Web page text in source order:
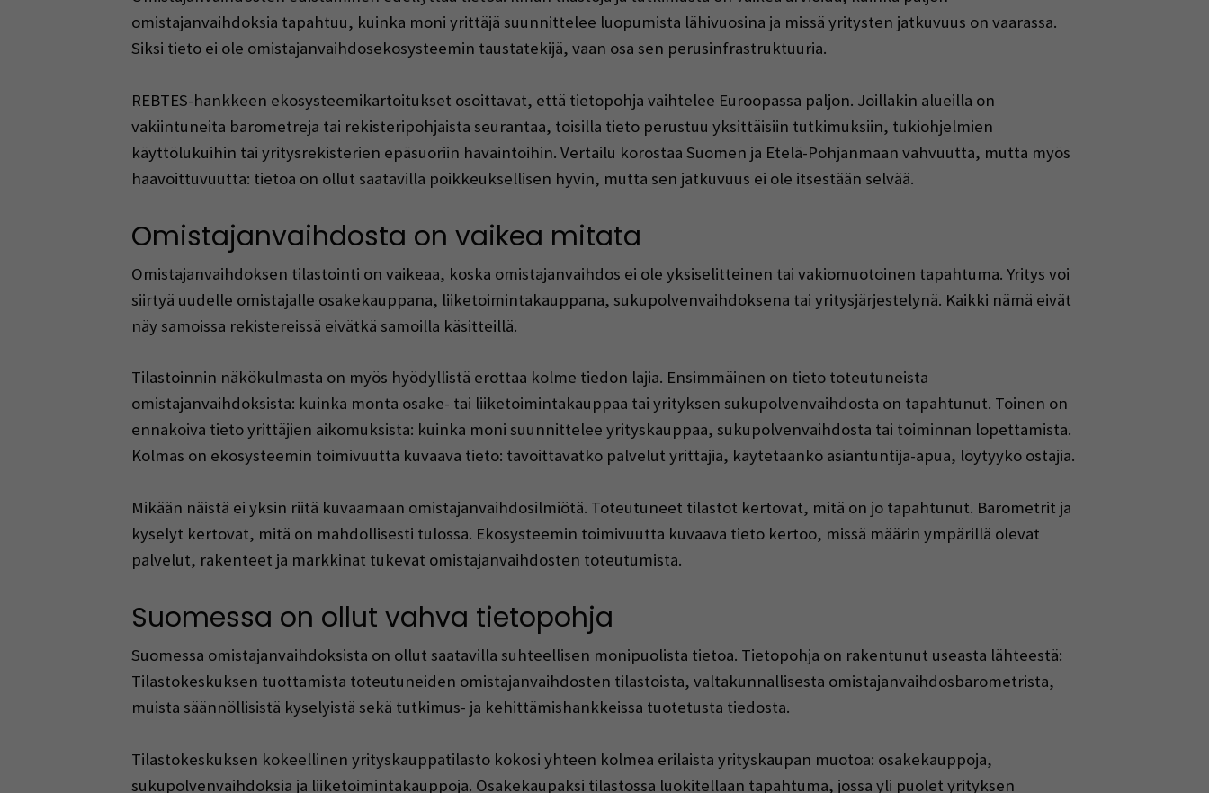
omistajanvaihdoksia tapahtuu, kuinka moni yrittäjä suunnittelee luopumista lähivuosina ja missä yritysten jatkuvuus on vaarassa.
Siksi tieto ei ole omistajanvaihdosekosysteemin taustatekijä, vaan osa sen perusinfrastruktuuria.
REBTES-hankkeen ekosysteemikartoitukset osoittavat, että tietopohja vaihtelee Euroopassa paljon. Joillakin alueilla on
vakiintuneita barometreja tai rekisteripohjaista seurantaa, toisilla tieto perustuu yksittäisiin tutkimuksiin, tukiohjelmien
käyttölukuihin tai yritysrekisterien epäsuoriin havaintoihin. Vertailu korostaa Suomen ja Etelä-Pohjanmaan vahvuutta, mutta myös
haavoittuvuutta: tietoa on ollut saatavilla poikkeuksellisen hyvin, mutta sen jatkuvuus ei ole itsestään selvää.
Omistajanvaihdosta on vaikea mitata
Omistajanvaihdoksen tilastointi on vaikeaa, koska omistajanvaihdos ei ole yksiselitteinen tai vakiomuotoinen tapahtuma. Yritys voi
siirtyä uudelle omistajalle osakekauppana, liiketoimintakauppana, sukupolvenvaihdoksena tai yritysjärjestelynä. Kaikki nämä eivät
näy samoissa rekistereissä eivätkä samoilla käsitteillä.
Tilastoinnin näkökulmasta on myös hyödyllistä erottaa kolme tiedon lajia. Ensimmäinen on tieto toteutuneista
omistajanvaihdoksista: kuinka monta osake- tai liiketoimintakauppaa tai yrityksen sukupolvenvaihdosta on tapahtunut. Toinen on
ennakoiva tieto yrittäjien aikomuksista: kuinka moni suunnittelee yrityskauppaa, sukupolvenvaihdosta tai toiminnan lopettamista.
Kolmas on ekosysteemin toimivuutta kuvaava tieto: tavoittavatko palvelut yrittäjiä, käytetäänkö asiantuntija-apua, löytyykö ostajia.
Mikään näistä ei yksin riitä kuvaamaan omistajanvaihdosilmiötä. Toteutuneet tilastot kertovat, mitä on jo tapahtunut. Barometrit ja
kyselyt kertovat, mitä on mahdollisesti tulossa. Ekosysteemin toimivuutta kuvaava tieto kertoo, missä määrin ympärillä olevat
palvelut, rakenteet ja markkinat tukevat omistajanvaihdosten toteutumista.
Suomessa on ollut vahva tietopohja
Suomessa omistajanvaihdoksista on ollut saatavilla suhteellisen monipuolista tietoa. Tietopohja on rakentunut useasta lähteestä:
Tilastokeskuksen tuottamista toteutuneiden omistajanvaihdosten tilastoista, valtakunnallisesta omistajanvaihdosbarometrista,
muista säännöllisistä kyselyistä sekä tutkimus- ja kehittämishankkeissa tuotetusta tiedosta.
Tilastokeskuksen kokeellinen yrityskauppatilasto kokosi yhteen kolmea erilaista yrityskaupan muotoa: osakekauppoja,
sukupolvenvaihdoksia ja liiketoimintakauppoja. Osakekaupaksi tilastossa luokitellaan tapahtuma, jossa yli puolet yrityksen